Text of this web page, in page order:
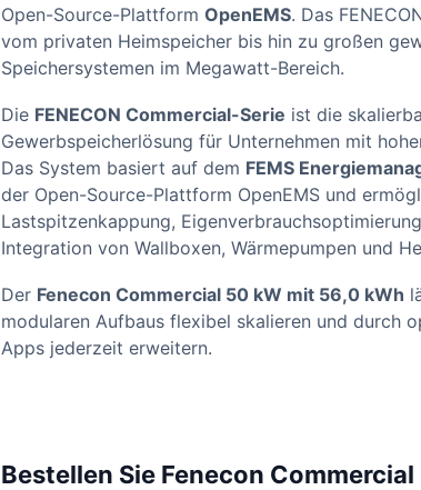
Open-Source-Plattform OpenEMS. Das
vom privaten Heimspeicher bis hin zu großen
Speichersystemen im Megawatt-Bereich.
Die FENECON Commercial-Serie ist die
Gewerbspeicherlösung für Unternehmen mit
Das System basiert auf dem FEMS
der Open-Source-Plattform OpenEMS und
Lastspitzenkappung,
Integration von Wallboxen, Wärmepumpen und
Der Fenecon Commercial 50 kW mit 56,0 kWh
modularen Aufbaus flexibel skalieren und durch
Apps jederzeit erweitern.
Bestellen Sie Fenecon